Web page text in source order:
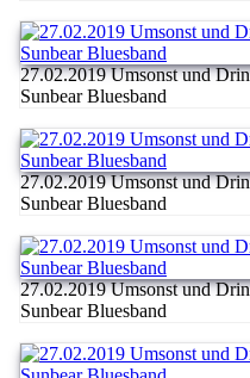
27.02.2019 Umsonst und
Sunbear Bluesband
27.02.2019 Umsonst und
Sunbear Bluesband
27.02.2019 Umsonst und
Sunbear Bluesband